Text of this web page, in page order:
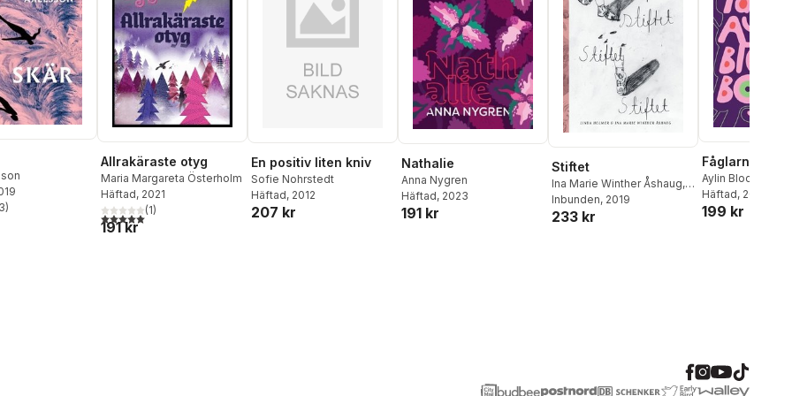
Totalt antal röster:
)
Allrakäraste otyg
Maria Margareta Österholm
Häftad, 2021
5,0utav 5 stjärnor. Totalt antal röster:
(1)
191 kr
En positiv liten kniv
Sofie Nohrstedt
Häftad, 2012
207 kr
Nathalie
Anna Nygren
Häftad, 2023
191 kr
Stiftet
Ina Marie Winther Åshaug,
Linda Holmer
Inbunden, 2019
233 kr
Fåglarna
Aylin Bloch
Häftad, 2019
199 kr